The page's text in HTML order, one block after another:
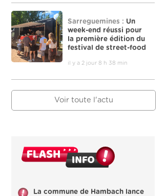
Sarreguemines : Un
week-end réussi pour
la première édition du
festival de street-food
il y a 2 jour 8 h 38 min
Voir toute l'actu
La commune de Hambach lance